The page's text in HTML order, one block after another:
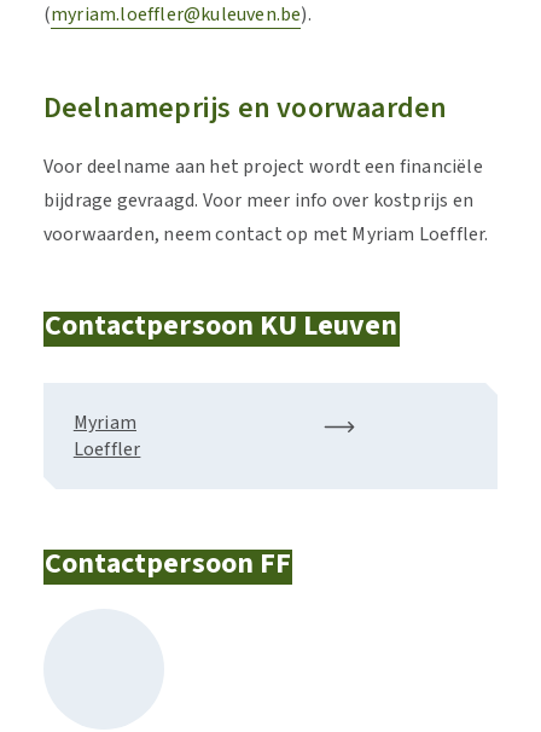
(myriam.loeffler@kuleuven.be).
Deelnameprijs en voorwaarden
Voor deelname aan het project wordt een financiële
bijdrage gevraagd. Voor meer info over kostprijs en
voorwaarden, neem contact op met Myriam Loeffler.
Contactpersoon KU Leuven
Myriam
Loeffler
Contactpersoon FF